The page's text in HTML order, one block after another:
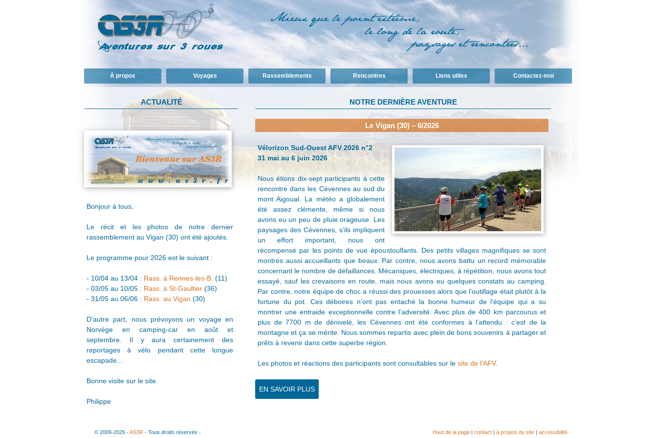
À propos Voyages Rassemblements Rencontres Liens utiles Contactez-moi
ACTUALITÉ
Bonjour à tous,
Le récit et les photos de notre dernier
rassemblement au Vigan (30) ont été ajoutés.
Le programme pour 2026 est le suivant :
- 10/04 au 13/04 : Rass. à Rennes-les-B. (11)
- 03/05 au 10/05 : Rass. à St-Gaultier (36)
- 31/05 au 06/06 : Rass. au Vigan (30)
D'autre part, nous prévoyons un voyage en
Norvège en camping-car en août et
septembre. Il y aura certainement des
reportages à vélo pendant cette longue
escapade...
Bonne visite sur le site.
Philippe
NOTRE DERNIÈRE AVENTURE
Le Vigan (30) – 6/2026
Vélorizon Sud-Ouest AFV 2026 n°2
31 mai au 6 juin 2026
Nous étions dix-sept participants à cette
rencontre dans les Cévennes au sud du
mont Aigoual. La météo a globalement
été assez clémente, même si nous
avons eu un peu de pluie orageuse. Les
paysages des Cévennes, s’ils impliquent
un effort important, nous ont
récompensé par les points de vue époustouflants. Des petits villages magnifiques se sont
montrés aussi accueillants que beaux. Par contre, nous avons battu un record mémorable
concernant le nombre de défaillances. Mécaniques, électriques, à répétition, nous avons tout
essayé, sauf les crevaisons en route, mais nous avons eu quelques constats au camping.
Par contre, notre équipe de choc a réussi des prouesses alors que l’outillage était plutôt à la
fortune du pot. Ces déboires n’ont pas entaché la bonne humeur de l’équipe qui a su
montrer une entraide exceptionnelle contre l’adversité. Avec plus de 400 km parcourus et
plus de 7700 m de dénivelé, les Cévennes ont été conformes à l’attendu : c’est de la
montagne et ça se mérite. Nous sommes repartis avec plein de bons souvenirs à partager et
prêts à revenir dans cette superbe région.
Les photos et réactions des participants sont consultables sur le site de l’AFV.
EN SAVOIR PLUS
© 2009-2026 -AS3R - Tous droits réservés - Haut de la page | contact | à propos du site | accessibilité